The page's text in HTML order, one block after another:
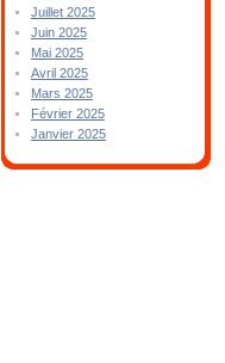
Juillet 2025
Juin 2025
Mai 2025
Avril 2025
Mars 2025
Février 2025
Janvier 2025